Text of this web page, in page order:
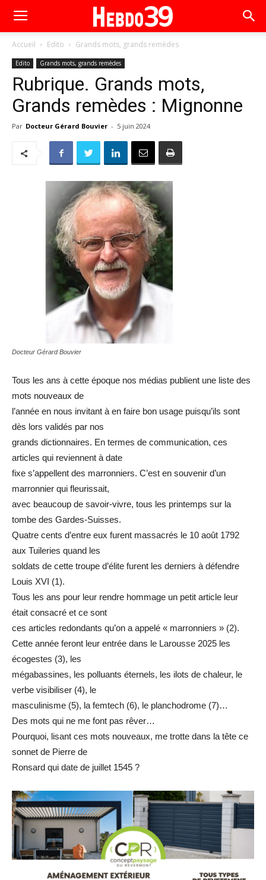
Accueil Edito Grands mots, grands remèdes
Edito Grands mots, grands remèdes
Rubrique. Grands mots,
Grands remèdes : Mignonne
Par Docteur Gérard Bouvier - 5 juin 2024
Docteur Gérard Bouvier
Tous les ans à cette époque nos médias publient une liste des
mots nouveaux de
l’année en nous invitant à en faire bon usage puisqu’ils sont
dès lors validés par nos
grands dictionnaires. En termes de communication, ces
articles qui reviennent à date
fixe s’appellent des marronniers. C’est en souvenir d’un
marronnier qui fleurissait,
avec beaucoup de savoir-vivre, tous les printemps sur la
tombe des Gardes-Suisses.
Quatre cents d’entre eux furent massacrés le 10 août 1792
aux Tuileries quand les
soldats de cette troupe d’élite furent les derniers à défendre
Louis XVI (1).
Tous les ans pour leur rendre hommage un petit article leur
était consacré et ce sont
ces articles redondants qu’on a appelé « marronniers » (2).
Cette année feront leur entrée dans le Larousse 2025 les
écogestes (3), les
mégabassines, les polluants éternels, les ilots de chaleur, le
verbe visibiliser (4), le
masculinisme (5), la femtech (6), le planchodrome (7)…
Des mots qui ne me font pas rêver…
Pourquoi, lisant ces mots nouveaux, me trotte dans la tête ce
sonnet de Pierre de
Ronsard qui date de juillet 1545 ?